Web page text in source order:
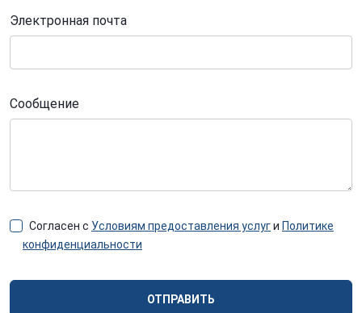
Электронная почта
Сообщение
Согласен с Условиям предоставления услуги Политике
конфиденциальности
ОТПРАВИТЬ